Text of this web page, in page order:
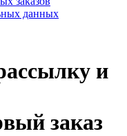
данных
и
заказ